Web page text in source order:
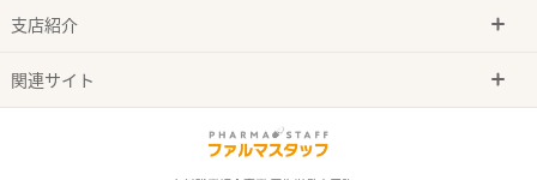
支店紹介
関連サイト